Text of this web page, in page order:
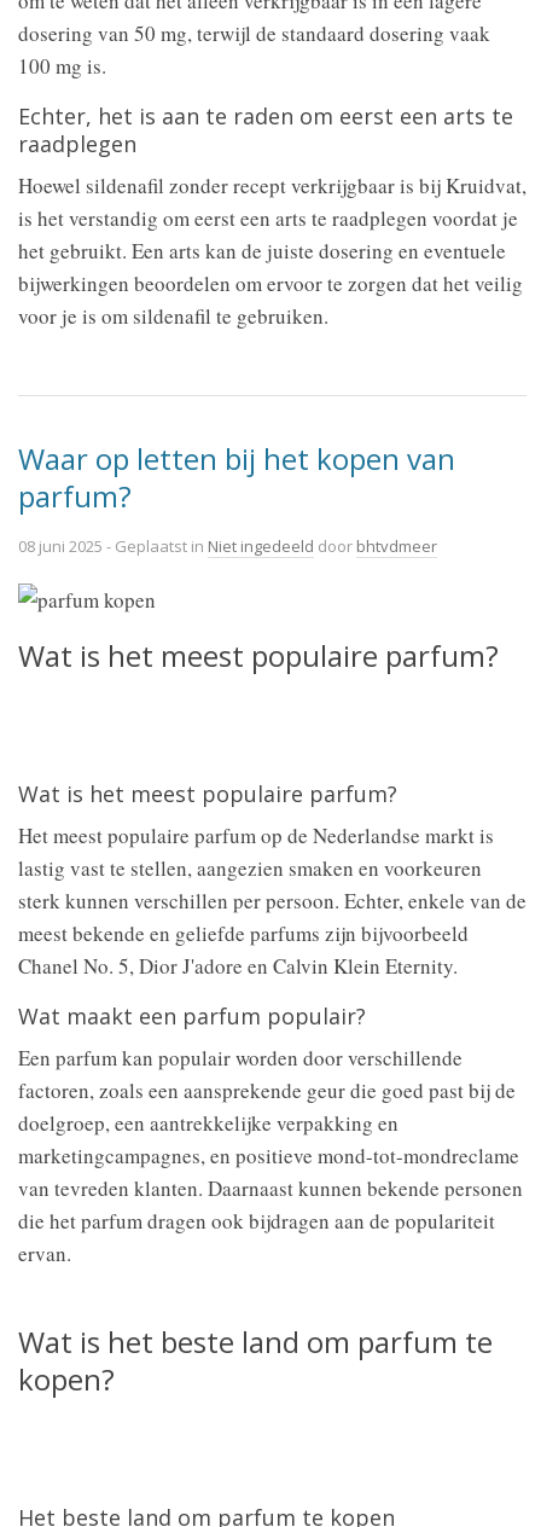
dosering van 50 mg, terwijl de standaard dosering vaak
100 mg is.
Echter, het is aan te raden om eerst een arts te
raadplegen
Hoewel sildenafil zonder recept verkrijgbaar is bij Kruidvat,
is het verstandig om eerst een arts te raadplegen voordat je
het gebruikt. Een arts kan de juiste dosering en eventuele
bijwerkingen beoordelen om ervoor te zorgen dat het veilig
voor je is om sildenafil te gebruiken.
Waar op letten bij het kopen van
parfum?
08 juni 2025 - Geplaatst in Niet ingedeeld door bhtvdmeer
Wat is het meest populaire parfum?
Wat is het meest populaire parfum?
Het meest populaire parfum op de Nederlandse markt is
lastig vast te stellen, aangezien smaken en voorkeuren
sterk kunnen verschillen per persoon. Echter, enkele van de
meest bekende en geliefde parfums zijn bijvoorbeeld
Chanel No. 5, Dior J'adore en Calvin Klein Eternity.
Wat maakt een parfum populair?
Een parfum kan populair worden door verschillende
factoren, zoals een aansprekende geur die goed past bij de
doelgroep, een aantrekkelijke verpakking en
marketingcampagnes, en positieve mond-tot-mondreclame
van tevreden klanten. Daarnaast kunnen bekende personen
die het parfum dragen ook bijdragen aan de populariteit
ervan.
Wat is het beste land om parfum te
kopen?
Het beste land om parfum te kopen